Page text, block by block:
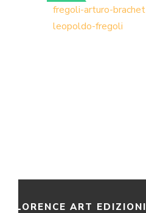
FLORENCE ART EDIZIONI